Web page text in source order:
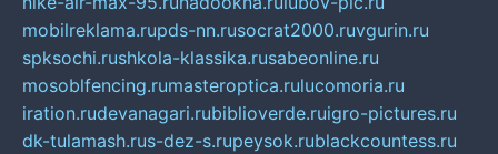
mobilreklama.rupds-nn.rusocrat2000.ruvgurin.ru
spksochi.rushkola-klassika.rusabeonline.ru
mosoblfencing.rumasteroptica.rulucomoria.ru
iration.rudevanagari.rubiblioverde.ruigro-pictures.ru
dk-tulamash.rus-dez-s.rupeysok.rublackcountess.ru